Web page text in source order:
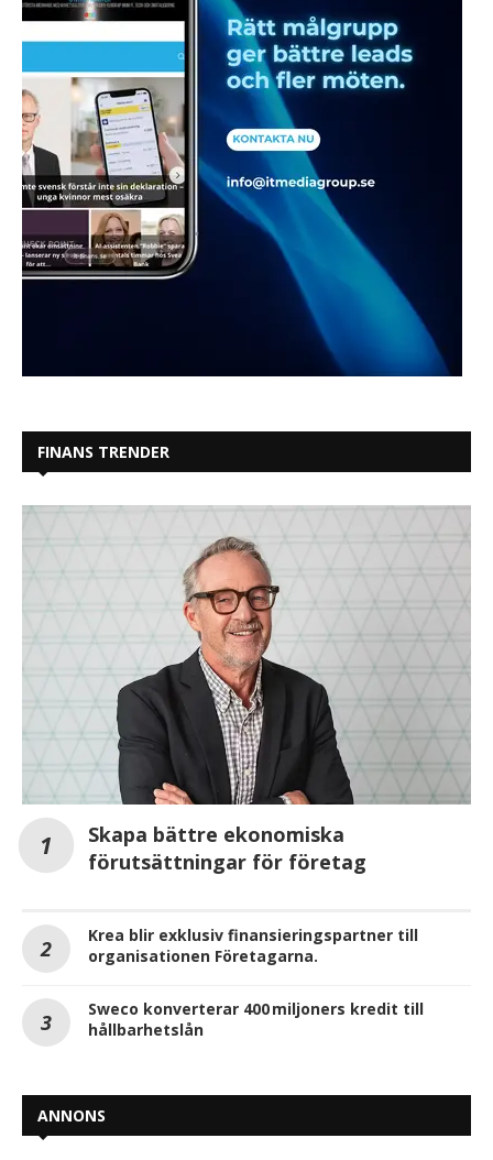
FINANS TRENDER
Skapa bättre ekonomiska
förutsättningar för företag
Krea blir exklusiv finansieringspartner till
organisationen Företagarna.
Sweco konverterar 400 miljoners kredit till
hållbarhetslån
ANNONS